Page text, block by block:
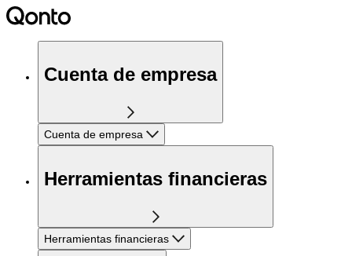
Cuenta de empresa
Cuenta de empresa
Herramientas financieras
Herramientas financieras